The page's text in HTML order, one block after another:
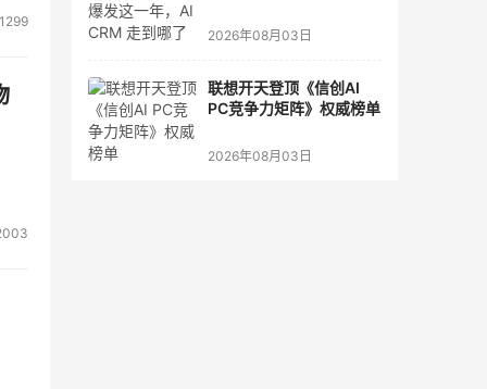
1299
2026年08月03日
联想开天登顶《信创AI
PC竞争力矩阵》权威榜单
2026年08月03日